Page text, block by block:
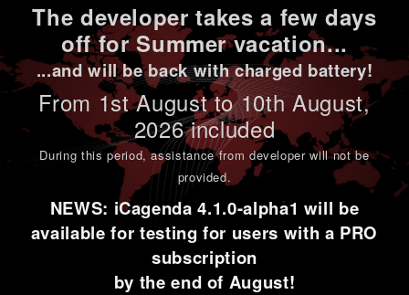
The developer takes a few days
off for Summer vacation...
...and will be back with charged battery!
From 1stAugust to 10th August,
2026 included
During this period,assistance from developer will not be
provided.
NEWS: iCagenda 4.1.0-alpha1 will be
available for testing for users with a PRO
subscription
by the end of August!